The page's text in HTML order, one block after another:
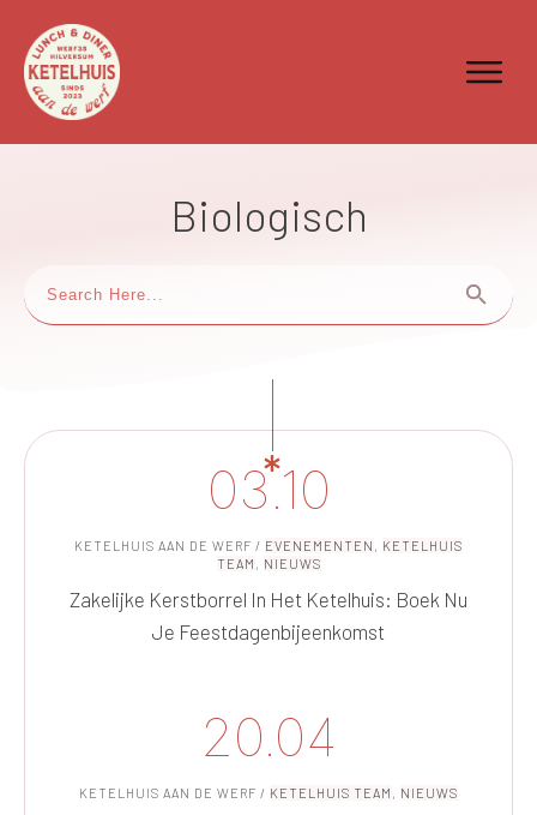
Biologisch
03.10
KETELHUIS AAN DE WERF / EVENEMENTEN , KETELHUIS
TEAM , NIEUWS
Zakelijke Kerstborrel In Het Ketelhuis: Boek Nu
Je Feestdagenbijeenkomst
20.04
KETELHUIS AAN DE WERF / KETELHUIS TEAM , NIEUWS